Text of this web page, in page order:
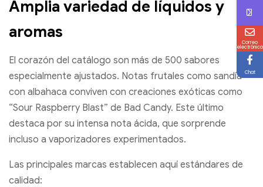
Amplia variedad de líquidos y
aromas
El corazón del catálogo son más de 500 sabores
especialmente ajustados. Notas frutales como sandía
con albahaca conviven con creaciones exóticas como
“Sour Raspberry Blast” de Bad Candy. Este último
destaca por su intensa nota ácida, que sorprende
incluso a vaporizadores experimentados.
Las principales marcas establecen aquí estándares de
calidad:
Correo
electrónico
Chat